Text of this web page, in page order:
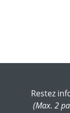
Restez
(Max. 2